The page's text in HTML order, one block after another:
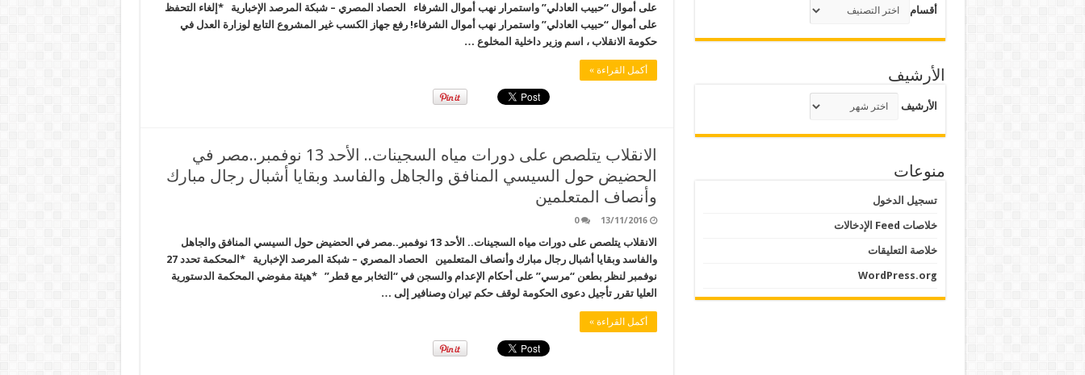
على أموال “حبيب العادلي” واستمرار نهب أموال الشرفاء الحصاد المصري – شبكة المرصد الإخبارية *إلغاء التحفظ
على أموال “حبيب العادلي” واستمرار نهب أموال الشرفاء! رفع جهاز الكسب غير المشروع التابع لوزارة العدل في
حكومة الانقلاب ، اسم وزير داخلية المخلوع …
أكمل القراءة »
الانقلاب يتلصص على دورات مياه السجينات.. الأحد 13 نوفمبر..مصر في
الحضيض حول السيسي المنافق والجاهل والفاسد وبقايا أشبال رجال مبارك
وأنصاف المتعلمين
13/11/2016
0
الانقلاب يتلصص على دورات مياه السجينات.. الأحد 13 نوفمبر..مصر في الحضيض حول السيسي المنافق والجاهل
والفاسد وبقايا أشبال رجال مبارك وأنصاف المتعلمين الحصاد المصري – شبكة المرصد الإخبارية *المحكمة تحدد 27
نوفمبر لنظر بطعن “مرسي” على أحكام الإعدام والسجن في “التخابر مع قطر” *هيئة مفوضي المحكمة الدستورية
العليا تقرر تأجيل دعوى الحكومة لوقف حكم تيران وصنافير إلى …
أكمل القراءة »
أقسام
الأرشيف
الأرشيف
منوعات
تسجيل الدخول
خلاصات Feed الإدخالات
خلاصة التعليقات
WordPress.org